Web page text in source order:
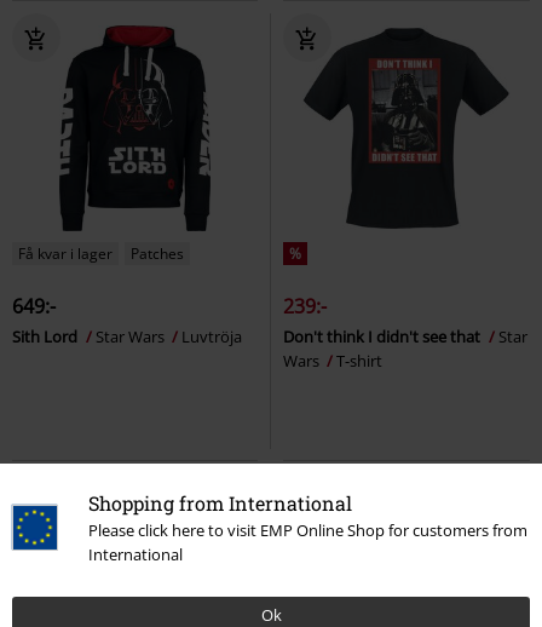
Shopping from International
Please click here to visit EMP Online Shop for customers from
International
Ok
Få kvar i lager Patches
649:-
Sith Lord Star Wars Luvtröja
%
239:-
Don't think I didn't see that
Star
Wars
T-shirt